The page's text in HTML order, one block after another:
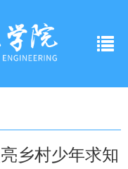
乡村少年求知